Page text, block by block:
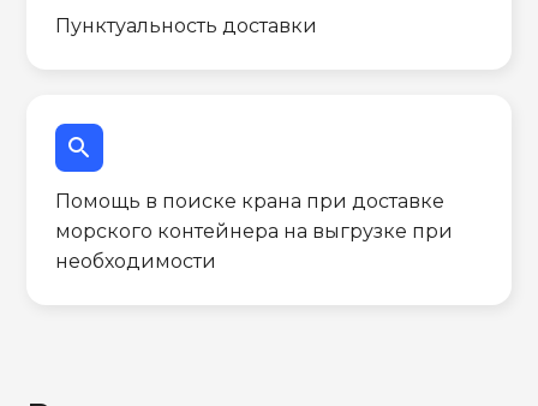
Пунктуальность доставки
search
Помощь в поиске крана при доставке
морского контейнера на выгрузке при
необходимости